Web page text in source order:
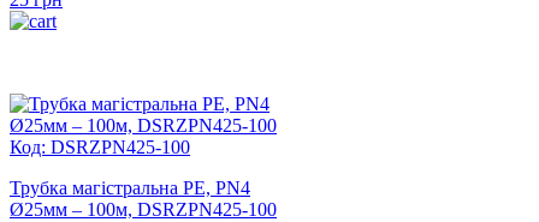
Код: DSRZPN425-100
Трубка магістральна PE, PN4
Ø25мм – 100м, DSRZPN425-100